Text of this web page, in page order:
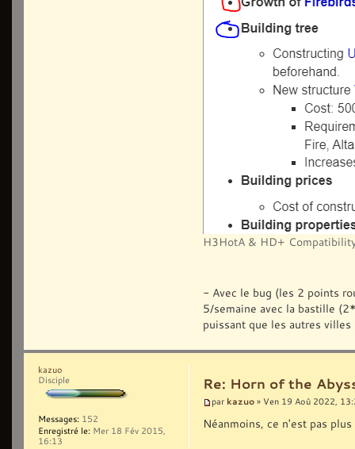
H3HotA & HD+
- Avec le bug (les 2 points
5/semaine avec la bastille
puissant que les autres
Re: Horn of the
par kazuo » Ven 19 Aoû 2022,
Néanmoins, ce n'est pas
kazuo
Disciple
Messages: 152
Enregistré le: Mer 18 Fév 2015,
16:13